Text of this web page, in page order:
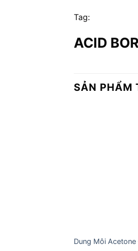
Tag:
ACID
SẢN PHẨM
Dung Môi Acetone